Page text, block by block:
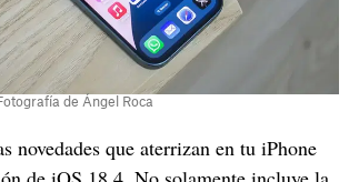
de Ángel Roca
novedades que aterrizan en tu iPhone